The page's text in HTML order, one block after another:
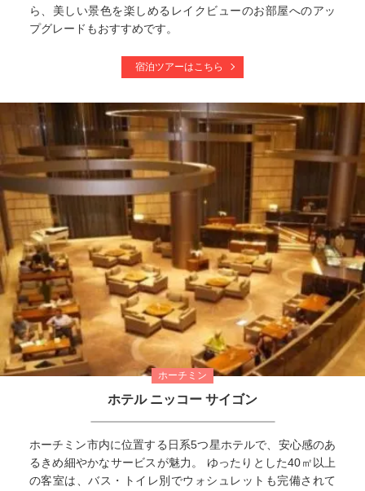
ら、美しい景色を楽しめるレイクビューのお部屋へのアッ
プグレードもおすすめです。
宿泊ツアーはこちら
ホーチミン
ホテル ニッコー サイゴン
ホーチミン市内に位置する日系5つ星ホテルで、安心感のあ
るきめ細やかなサービスが魅力。 ゆったりとした40㎡以上
の客室は、バス・トイレ別でウォシュレットも完備されて